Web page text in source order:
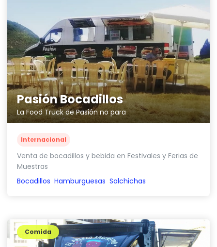
Pasión Bocadillos
La Food Truck de Pasión no para
Internacional
Venta de bocadillos y bebida en Festivales y Ferias de
Muestras
Bocadillos Hamburguesas Salchichas
Comida